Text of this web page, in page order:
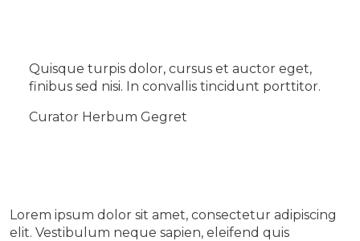
Quisque turpis dolor, cursus et auctor eget,
finibus sed nisi. In convallis tincidunt porttitor.
Curator Herbum Gegret
Lorem ipsum dolor sit amet, consectetur adipiscing
elit. Vestibulum neque sapien, eleifend quis